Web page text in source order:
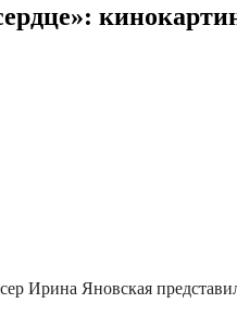
Ирина Яновская